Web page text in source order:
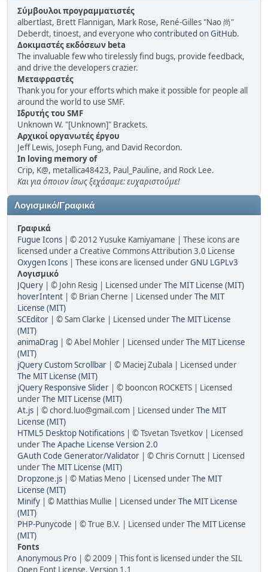
Σύμβουλοι προγραμματιστές
albertlast, Brett Flannigan, Mark Rose, René-Gilles "Nao 尚"
Deberdt, tinoest, and everyone whocontributed on GitHub.
Δοκιμαστές εκδόσεων beta
The invaluable few who tirelessly find bugs, provide feedback,
and drive the developers crazier.
Μεταφραστές
Thank you for your efforts which make it possible for people all
around the world to use SMF.
Ιδρυτής του SMF
Unknown W. "[Unknown]" Brackets.
Αρχικοί οργανωτές έργου
Jeff Lewis, Joseph Fung, and David Recordon.
In loving memory of
Crip, K@, metallica48423, Paul_Pauline, and Rock Lee.
Και για όποιον ίσως ξεχάσαμε: ευχαριστούμε!
Λογισμικό/Γραφικά
Γραφικά
Fugue Icons | © 2012 Yusuke Kamiyamane | These icons are
licensed under a Creative Commons Attribution 3.0 License
Oxygen Icons | These icons are licensed underGNU LGPLv3
Λογισμικό
JQuery | © John Resig | Licensed underThe MIT License (MIT)
hoverIntent | © Brian Cherne | Licensed underThe MIT
License (MIT)
SCEditor | © Sam Clarke | Licensed underThe MIT License
(MIT)
animaDrag | © Abel Mohler | Licensed underThe MIT License
(MIT)
jQuery Custom Scrollbar | © Maciej Zubala | Licensed under
The MIT License (MIT)
jQuery Responsive Slider | © booncon ROCKETS | Licensed
underThe MIT License (MIT)
At.js | © chord.luo@gmail.com | Licensed underThe MIT
License (MIT)
HTML5 Desktop Notifications | © Tsvetan Tsvetkov | Licensed
underThe Apache License Version 2.0
GAuth Code Generator/Validator | © Chris Cornutt | Licensed
underThe MIT License (MIT)
Dropzone.js | © Matias Meno | Licensed underThe MIT
License (MIT)
Minify | © Matthias Mullie | Licensed underThe MIT License
(MIT)
PHP-Punycode | © True B.V. | Licensed underThe MIT License
(MIT)
Fonts
Anonymous Pro | © 2009 | This font is licensed under the SIL
Open Font License, Version 1.1